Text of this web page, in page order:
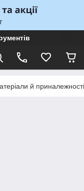
й приналежності